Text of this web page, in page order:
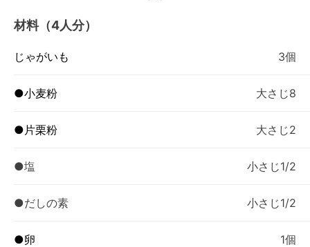
材料（4人分）
じゃがいも 3個
●小麦粉 大さじ8
●片栗粉 大さじ2
●塩 小さじ1/2
●だしの素 小さじ1/2
●卵 1個